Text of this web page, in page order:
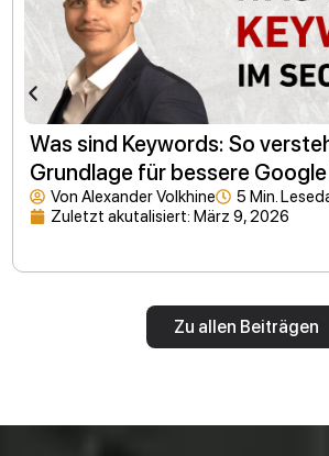
Was sind Keywords: So
Grundlage für bessere
VonAlexander Volkhine
5 Min.
Zuletzt akutalisiert: März 9, 2026
Zu allen Beiträgen